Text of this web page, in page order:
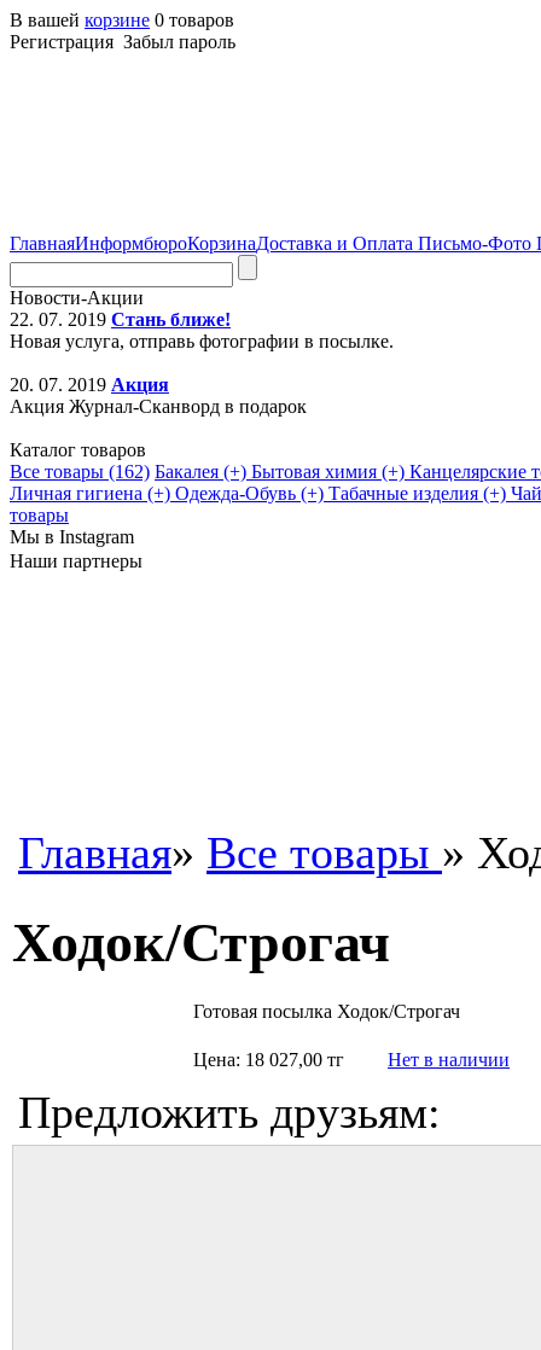
В вашей корзине 0 товаров
Регистрация Забыл пароль
ГлавнаяИнформбюроКорзинаДоставка и Оплата Письмо-Фото
Новости-Акции
22. 07. 2019 Стань ближе!
Новая услуга, отправь фотографии в посылке.
20. 07. 2019 Акция
Акция Журнал-Сканворд в подарок
Каталог товаров
Все товары (162) Бакалея (+) Бытовая химия (+) Канцелярские
Личная гигиена (+) Одежда-Обувь (+) Табачные изделия (+)
товары
Мы в Instagram
Наши партнеры
Главная» Все товары »
Ходок/Строгач
Готовая посылка Ходок/Строгач
Цена: 18 027,00 тг Нет в наличии
Предложить друзьям: